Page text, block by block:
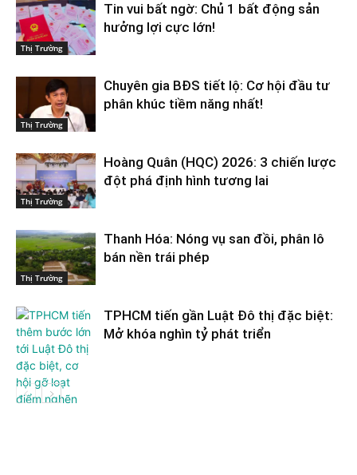
Thị Trường
Tin vui bất ngờ: Chủ 1 bất động sản
hưởng lợi cực lớn!
Thị Trường
Chuyên gia BĐS tiết lộ: Cơ hội đầu tư
phân khúc tiềm năng nhất!
Thị Trường
Hoàng Quân (HQC) 2026: 3 chiến lược
đột phá định hình tương lai
Thị Trường
Thanh Hóa: Nóng vụ san đồi, phân lô
bán nền trái phép
TPHCM tiến gần Luật Đô thị đặc biệt:
Mở khóa nghìn tỷ phát triển